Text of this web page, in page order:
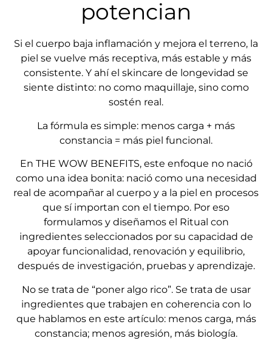
potencian
Si el cuerpo baja inflamación y mejora el terreno, la
piel se vuelve más receptiva, más estable y más
consistente. Y ahí el skincare de longevidad se
siente distinto: no como maquillaje, sino como
sostén real.
La fórmula es simple: menos carga + más
constancia = más piel funcional.
En THE WOW BENEFITS, este enfoque no nació
como una idea bonita: nació como una necesidad
real de acompañar al cuerpo y a la piel en procesos
que sí importan con el tiempo. Por eso
formulamos y diseñamos el Ritual con
ingredientes seleccionados por su capacidad de
apoyar funcionalidad, renovación y equilibrio,
después de investigación, pruebas y aprendizaje.
No se trata de “poner algo rico”. Se trata de usar
ingredientes que trabajen en coherencia con lo
que hablamos en este artículo: menos carga, más
constancia; menos agresión, más biología.